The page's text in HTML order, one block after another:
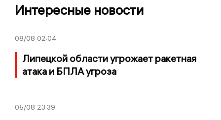
Интересные новости
08/08 02:04
Липецкой области угрожает ракетная
атака и БПЛА угроза
05/08 23:39